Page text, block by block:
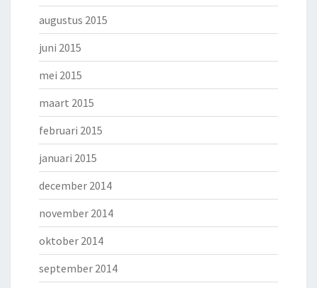
augustus 2015
juni 2015
mei 2015
maart 2015
februari 2015
januari 2015
december 2014
november 2014
oktober 2014
september 2014